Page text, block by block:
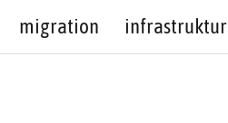
migration infrastruktur